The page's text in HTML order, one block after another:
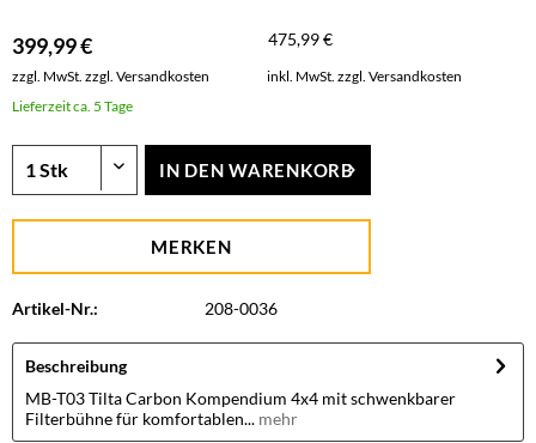
399,99 € 475,99 €
zzgl. MwSt. zzgl. Versandkosten inkl. MwSt. zzgl. Versandkosten
Lieferzeit ca. 5 Tage
IN DEN WARENKORB
MERKEN
Artikel-Nr.: 208-0036
Beschreibung
MB-T03 Tilta Carbon Kompendium 4x4 mit schwenkbarer
Filterbühne für komfortablen... mehr